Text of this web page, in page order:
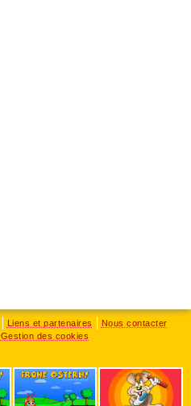
Liens et partenaires
Nous contacter
Gestion des cookies